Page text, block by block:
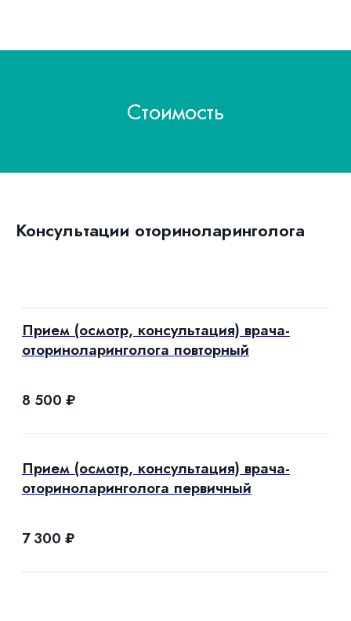
Стоимость
Консультации оториноларинголога
Прием (осмотр, консультация) врача-
оториноларинголога повторный
8 500 ₽
Прием (осмотр, консультация) врача-
оториноларинголога первичный
7 300 ₽